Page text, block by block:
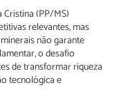
(PP/MS)
relevantes, mas
não garante
o desafio
de transformar riqueza
tecnológica e